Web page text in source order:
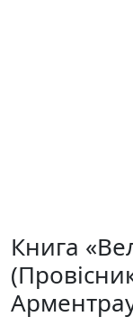
Книга